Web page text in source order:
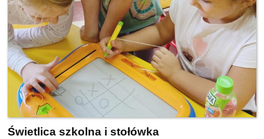
Świetlica szkolna i stołówka